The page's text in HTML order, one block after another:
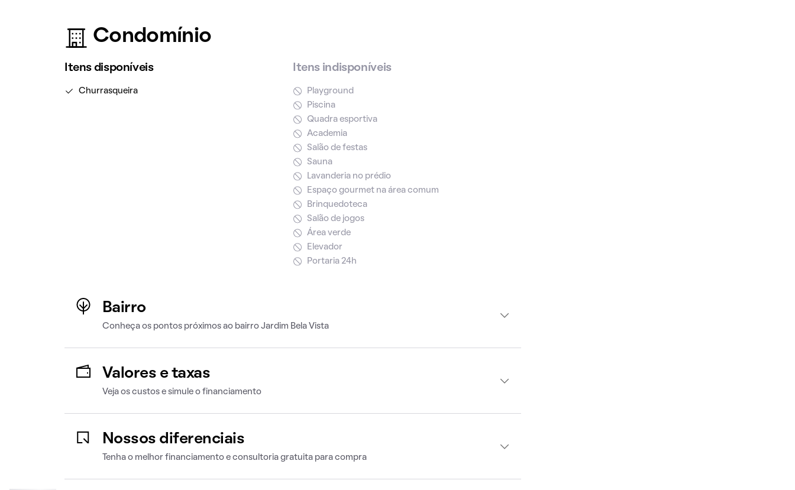
Condomínio
Itens disponíveis
Churrasqueira
Itens indisponíveis
Playground
Piscina
Quadra esportiva
Academia
Salão de festas
Sauna
Lavanderia no prédio
Espaço gourmet na área comum
Brinquedoteca
Salão de jogos
Área verde
Elevador
Portaria 24h
Bairro
Conheça os pontos próximos ao bairro Jardim Bela Vista
Valores e taxas
Veja os custos e simule o financiamento
Nossos diferenciais
Tenha o melhor financiamento e consultoria gratuita para compra